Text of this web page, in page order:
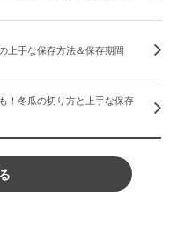
上手な保存方法＆保存期間
！冬瓜の切り方と上手な保存